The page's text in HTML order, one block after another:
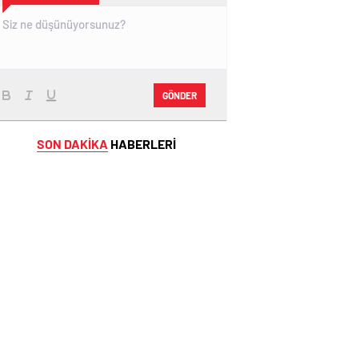
GÖNDER
SON DAKİKA HABERLERİ